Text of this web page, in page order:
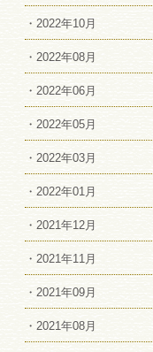
・2022年10月
・2022年08月
・2022年06月
・2022年05月
・2022年03月
・2022年01月
・2021年12月
・2021年11月
・2021年09月
・2021年08月